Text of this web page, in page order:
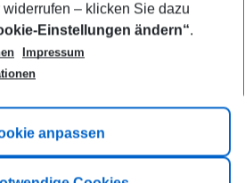
– klicken Sie dazu
Einstellungen ändern“.
Impressum
anpassen